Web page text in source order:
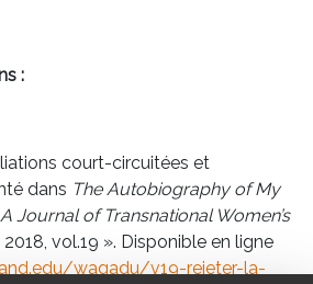
:
court-circuitées et
dans The Autobiography of My
Journal of Transnational Women’s
2018, vol.19 ». Disponible en ligne
wagadu/v19-rejeter-la-